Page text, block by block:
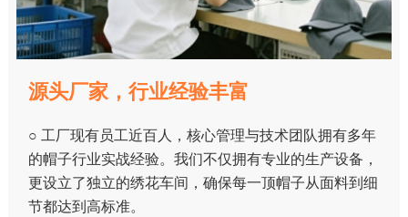
源头厂家，行业经验丰富
○ 工厂现有员工近百人，核心管理与技术团队拥有多年
的帽子行业实战经验。我们不仅拥有专业的生产设备，
更设立了独立的绣花车间，确保每一顶帽子从面料到细
节都达到高标准。